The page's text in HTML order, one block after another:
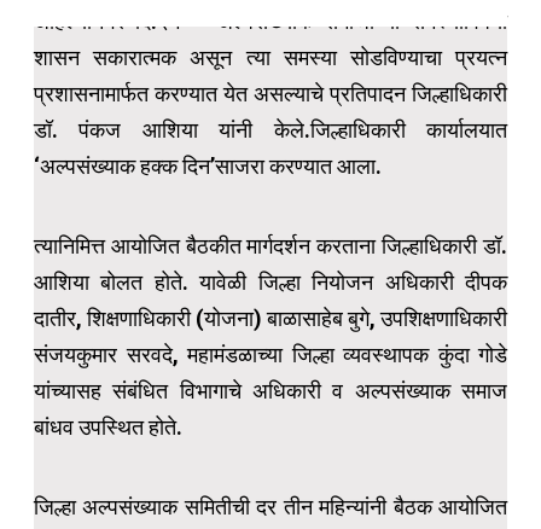
अहिल्यानगर दि.२१ – अल्पसंख्याक समाजाच्या समस्यांविषयी
शासन सकारात्मक असून त्या समस्या सोडविण्याचा प्रयत्न
प्रशासनामार्फत करण्यात येत असल्याचे प्रतिपादन जिल्हाधिकारी
डॉ. पंकज आशिया यांनी केले.जिल्हाधिकारी कार्यालयात
‘अल्पसंख्याक हक्क दिन’साजरा करण्यात आला.
त्यानिमित्त आयोजित बैठकीत मार्गदर्शन करताना जिल्हाधिकारी डॉ.
आशिया बोलत होते. यावेळी जिल्हा नियोजन अधिकारी दीपक
दातीर, शिक्षणाधिकारी (योजना) बाळासाहेब बुगे, उपशिक्षणाधिकारी
संजयकुमार सरवदे, महामंडळाच्या जिल्हा व्यवस्थापक कुंदा गोडे
यांच्यासह संबंधित विभागाचे अधिकारी व अल्पसंख्याक समाज
बांधव उपस्थित होते.
जिल्हा अल्पसंख्याक समितीची दर तीन महिन्यांनी बैठक आयोजित